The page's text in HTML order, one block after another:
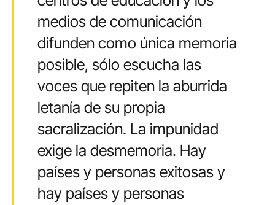
medios de comunicación
difunden como única memoria
posible, sólo escucha las
voces que repiten la aburrida
letanía de su propia
sacralización. La impunidad
exige la desmemoria. Hay
países y personas exitosas y
hay países y personas